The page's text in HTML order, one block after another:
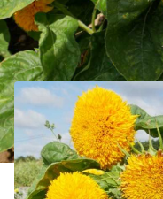
Accueil > Produits >
Tournesol Teddy Bear